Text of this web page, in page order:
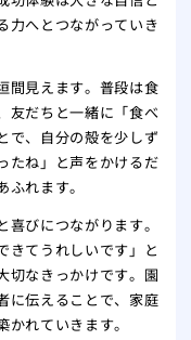
力へとつながっていき
間見えます。普段は食
友だちと一緒に「食べ
で、自分の殻を少しず
たね」と声をかけるだ
れます。
びにつながります。
きてうれしいです」と
切なきっかけです。園
に伝えることで、家庭
れていきます。